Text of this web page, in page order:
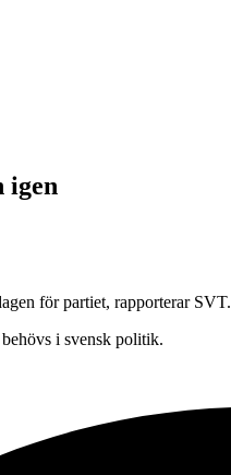
igen
för partiet, rapporterar SVT.
i svensk politik.